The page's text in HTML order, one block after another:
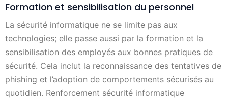
Formation et sensibilisation du personnel
La sécurité informatique ne se limite pas aux
technologies; elle passe aussi par la formation et la
sensibilisation des employés aux bonnes pratiques de
sécurité. Cela inclut la reconnaissance des tentatives de
phishing et l’adoption de comportements sécurisés au
quotidien. Renforcement sécurité informatique